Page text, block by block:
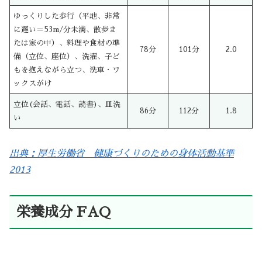
ゆっくりした歩行（平地、非常
に遅い＝53m/分未満、散歩ま
たは家の中）、料理や食材の準
備（立位、座位）、洗濯、子ど
もを抱えながら立つ、洗車・ワ
ックスがけ
78分 101分 2.0
立位(会話、電話、読書)、皿洗
い
86分 112分 1.8
出典：厚生労働省 健康づくりのための身体活動基準
2013
栄養成分 FAQ